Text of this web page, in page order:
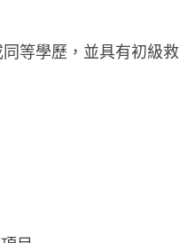
等學歷，並具有初級救